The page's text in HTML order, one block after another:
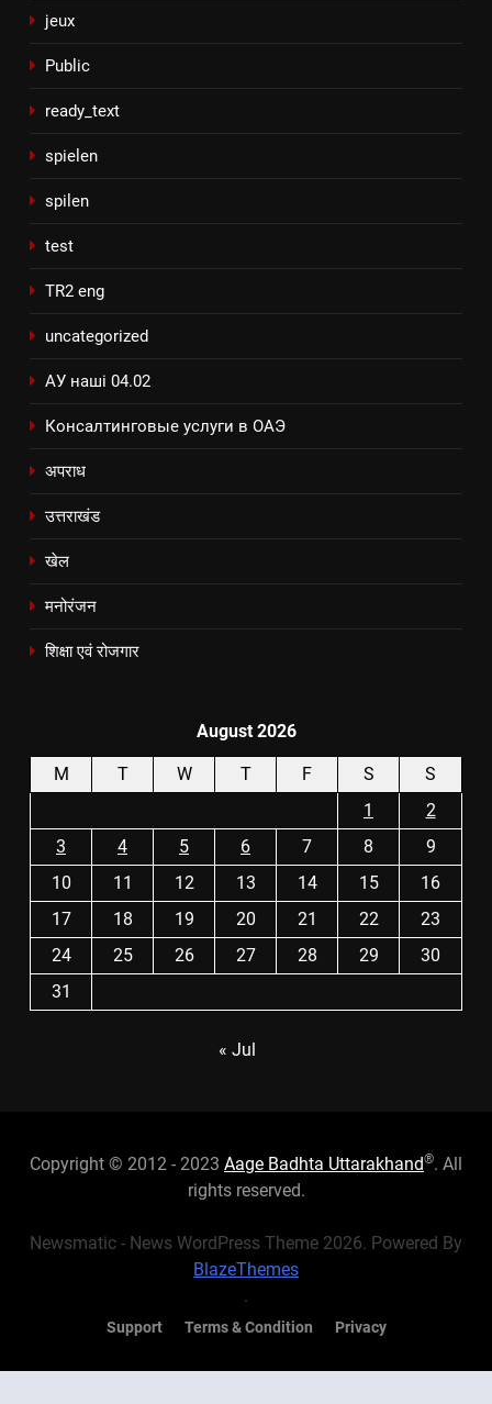
jeux
Public
ready_text
spielen
spilen
test
TR2 eng
uncategorized
АУ наші 04.02
Консалтинговые услуги в ОАЭ
अपराध
उत्तराखंड
खेल
मनोरंजन
शिक्षा एवं रोजगार
August 2026
M T W T F S
S
1
2
3
4 5 6 7 8
9
10
11 12 13 14 15
16
17
18 19 20 21 22
23
24
25 26 27 28 29
30
31
« Jul
Copyright © 2012 - 2023 Aage Badhta Uttarakhand®. All
rights reserved.
Newsmatic - News WordPress Theme 2026. Powered By
BlazeThemes
.
Support Terms & Condition Privacy